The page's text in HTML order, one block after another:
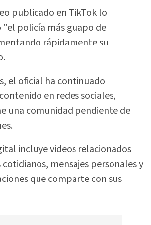
publicado en TikTok lo
policía más guapo de
rápidamente su
el oficial ha continuado
en redes sociales,
una comunidad pendiente de
incluye videos relacionados
mensajes personales y
que comparte con sus